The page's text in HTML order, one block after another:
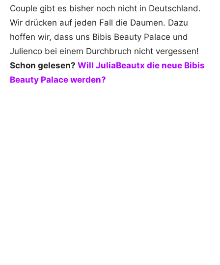
Couple gibt es bisher noch nicht in Deutschland.
Wir drücken auf jeden Fall die Daumen. Dazu
hoffen wir, dass uns Bibis Beauty Palace und
Julienco bei einem Durchbruch nicht vergessen!
Schon gelesen? Will JuliaBeautx die neue Bibis
Beauty Palace werden?